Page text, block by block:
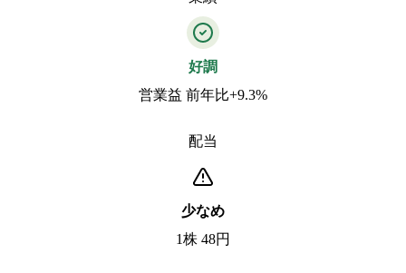
好調
営業益 前年比+9.3%
配当
少なめ
1株 48円